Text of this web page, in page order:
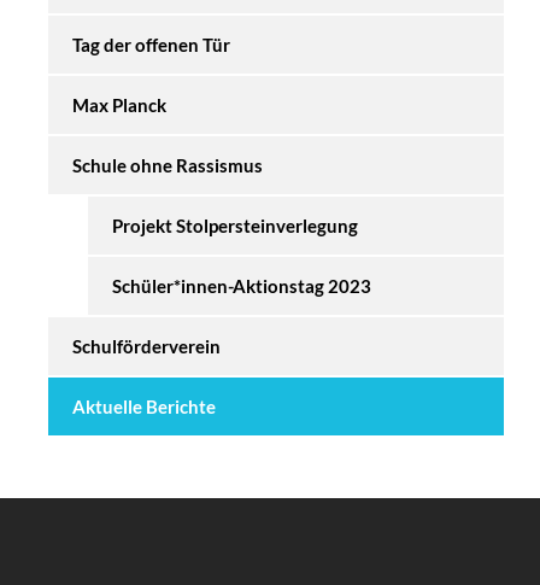
Tag der offenen Tür
Max Planck
Schule ohne Rassismus
Projekt Stolpersteinverlegung
Schüler*innen-Aktionstag 2023
Schulförderverein
Aktuelle Berichte